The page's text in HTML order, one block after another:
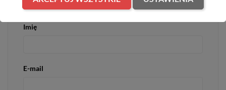
Imię
E-mail